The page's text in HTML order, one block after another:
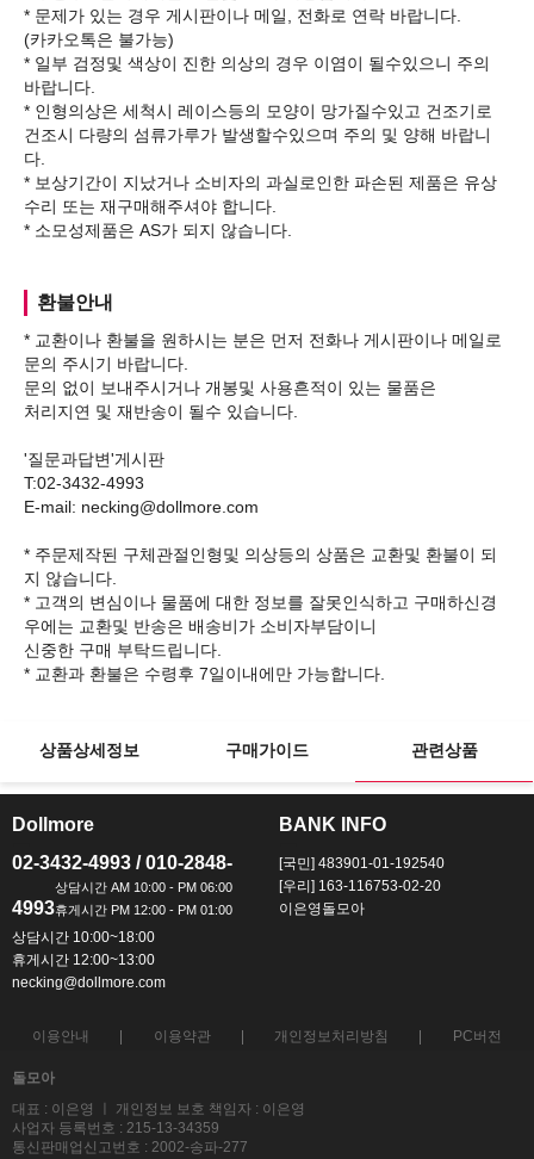
* 문제가 있는 경우 게시판이나 메일, 전화로 연락 바랍니다.
(카카오톡은 불가능)
* 일부 검정및 색상이 진한 의상의 경우 이염이 될수있으니 주의
바랍니다.
* 인형의상은 세척시 레이스등의 모양이 망가질수있고 건조기로
건조시 다량의 섬류가루가 발생할수있으며 주의 및 양해 바랍니
다.
* 보상기간이 지났거나 소비자의 과실로인한 파손된 제품은 유상
수리 또는 재구매해주셔야 합니다.
환불안내
* 교환이나 환불을 원하시는 분은 먼저 전화나 게시판이나 메일로
문의 주시기 바랍니다.
문의 없이 보내주시거나 개봉및 사용흔적이 있는 물품은
처리지연 및 재반송이 될수 있습니다.
'질문과답변'게시판
T:02-3432-4993
E-mail: necking@dollmore.com
* 주문제작된 구체관절인형및 의상등의 상품은 교환및 환불이 되
지 않습니다.
* 고객의 변심이나 물품에 대한 정보를 잘못인식하고 구매하신경
우에는 교환및 반송은 배송비가 소비자부담이니
신중한 구매 부탁드립니다.
상품상세정보 구매가이드 관련상품
Dollmore
02-3432-4993 / 010-2848-
4993
상담시간 10:00~18:00
휴게시간 12:00~13:00
necking@dollmore.com
BANK INFO
[국민] 483901-01-192540
[우리] 163-116753-02-20
이은영돌모아
이용안내 이용약관 개인정보처리방침 PC버전
돌모아
대표 : 이은영 ㅣ 개인정보 보호 책임자 : 이은영
사업자 등록번호 : 215-13-34359
통신판매업신고번호 : 2002-송파-277